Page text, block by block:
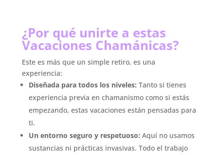
¿Por qué unirte a estas
Vacaciones Chamánicas?
Este es más que un simple retiro, es una
experiencia:
Diseñada para todos los niveles: Tanto si tienes
experiencia previa en chamanismo como si estás
empezando, estas vacaciones están pensadas para
ti.
Un entorno seguro y respetuoso: Aquí no usamos
sustancias ni prácticas invasivas. Todo el trabajo